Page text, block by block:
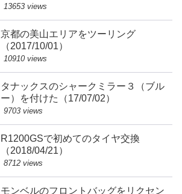
13653 views
京都の美山エリアをツーリング
（2017/10/01）
10910 views
タナックスのシャークミラー３（ブル
ー）を付けた（17/07/02）
9703 views
R1200GSで初めてのタイヤ交換
（2018/04/21）
8712 views
モンベルのフロントバッグをリクセン